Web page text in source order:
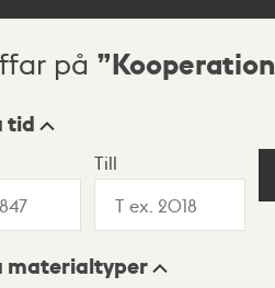
på Kooperation
Karta
tid
Till
materialtyper